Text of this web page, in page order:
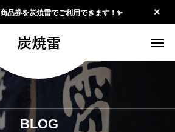
品券を炭焼雷でご利用できます！✨
炭焼雷
BLOG